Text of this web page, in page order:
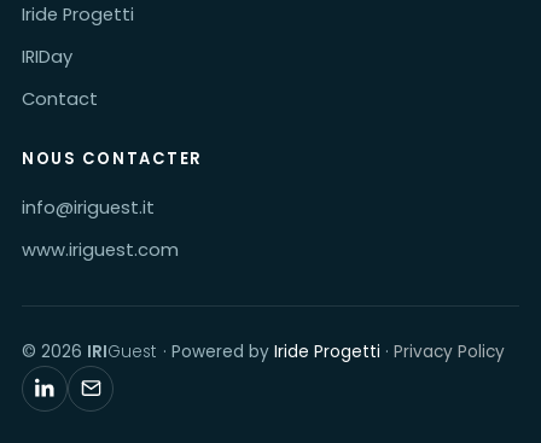
Iride Progetti
IRIDay
Contact
NOUS CONTACTER
info@iriguest.it
www.iriguest.com
© 2026 IRIGuest · Powered by Iride Progetti · Privacy Policy